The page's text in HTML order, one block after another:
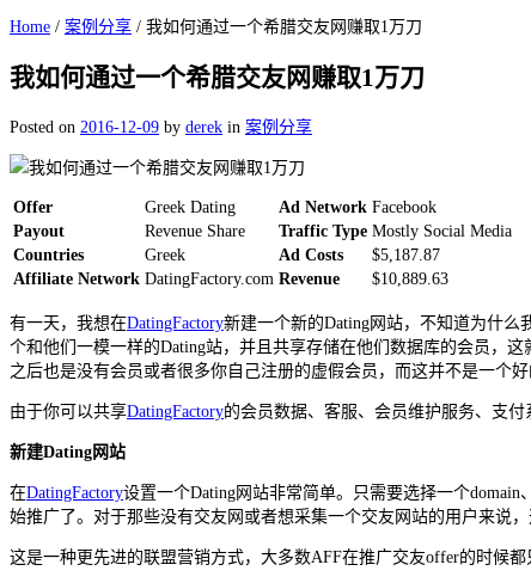
Home / 案例分享 / 我如何通过一个希腊交友网赚取1万刀
我如何通过一个希腊交友网赚取1万刀
Posted on 2016-12-09 by derek in 案例分享
Offer Greek Dating Ad Network Facebook
Payout
Revenue Share Traffic Type Mostly Social Media
Countries
Greek Ad Costs
$5,187.87
Affiliate Network DatingFactory.com Revenue $10,889.63
有一天，我想在DatingFactory新建一个新的Dating网站，不知道为什么
个和他们一模一样的Dating站，并且共享存储在他们数据库的会员，
之后也是没有会员或者很多你自己注册的虚假会员，而这并不是一个好
由于你可以共享DatingFactory的会员数据、客服、会员维护服务、支付
新建Dating网站
在DatingFactory设置一个Dating网站非常简单。只需要选择一个
始推广了。对于那些没有交友网或者想采集一个交友网站的用户来说，
这是一种更先进的联盟营销方式，大多数AFF在推广交友offer的时候都